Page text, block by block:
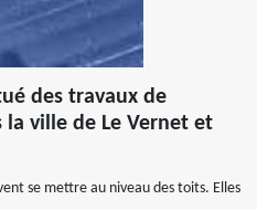
des travaux de
ville de Le Vernet et
se mettre au niveau des toits. Elles